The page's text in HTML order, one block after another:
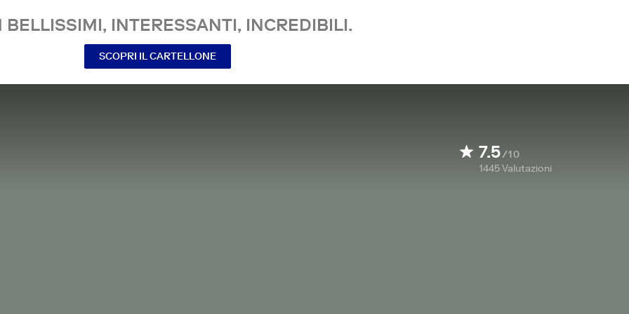
BELLISSIMI, INTERESSANTI, INCREDIBILI.
SCOPRI IL CARTELLONE
7.5/10
1445Valutazioni